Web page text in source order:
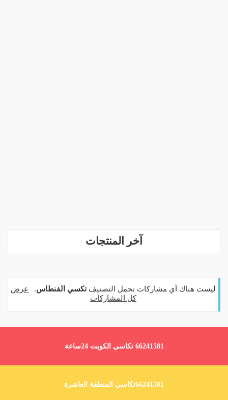
آخر المنتجات
‏ليست هناك أي مشاركات تحمل التصنيفتكسي الفنطاس.
عرض
كل المشاركات
66241581 تكاسي الكويت 24ساعة
66241581تكاسي المنطقة العاشرة